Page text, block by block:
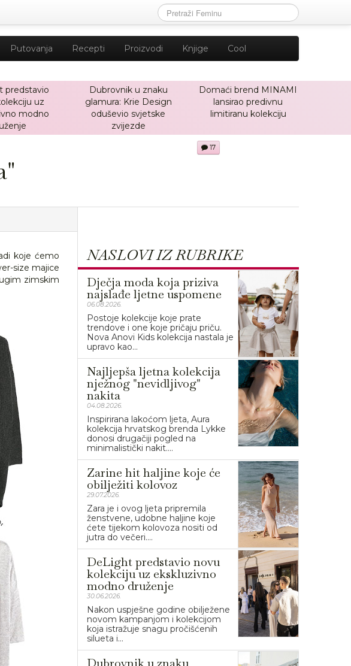
Putovanja Recepti Proizvodi Knjige Cool
predstavio
uz
modno
Dubrovnik u znaku
glamura: Krie Design
oduševio svjetske
zvijezde
Domaći brend MINAMI
lansirao predivnu
limitiranu kolekciju
17
koje ćemo
size majice
zimskim
NASLOVI IZ RUBRIKE
Dječja moda koja priziva
najslađe ljetne uspomene
06.08.2026.
Postoje kolekcije koje prate
trendove i one koje pričaju priču.
Nova Anovi Kids kolekcija nastala je
upravo kao...
Najljepša ljetna kolekcija
nježnog "nevidljivog"
nakita
04.08.2026.
Inspirirana lakoćom ljeta, Aura
kolekcija hrvatskog brenda Lykke
donosi drugačiji pogled na
minimalistički nakit....
Zarine hit haljine koje će
obilježiti kolovoz
29.07.2026.
Zara je i ovog ljeta pripremila
ženstvene, udobne haljine koje
ćete tijekom kolovoza nositi od
jutra do večeri....
DeLight predstavio novu
kolekciju uz ekskluzivno
modno druženje
30.06.2026.
Nakon uspješne godine obilježene
novom kampanjom i kolekcijom
koja istražuje snagu pročišćenih
silueta i...